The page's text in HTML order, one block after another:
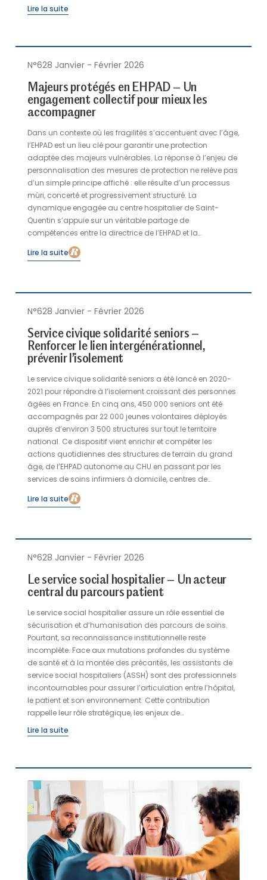
Lire la suite
N°628 Janvier - Février 2026
Majeurs protégés en EHPAD – Un
engagement collectif pour mieux les
accompagner
Dans un contexte où les fragilités s’accentuent avec l’âge,
l’EHPAD est un lieu clé pour garantir une protection
adaptée des majeurs vulnérables. La réponse à l’enjeu de
personnalisation des mesures de protection ne relève pas
d’un simple principe affiché : elle résulte d’un processus
mûri, concerté et progressivement structuré. La
dynamique engagée au centre hospitalier de Saint-
Quentin s’appuie sur un véritable partage de
compétences entre la directrice de l’EHPAD et la
mandataire judiciaire à la protection des majeurs (MJPM)
préposée d’établissement. Cet engagement collectif
Lire la suite
N°628 Janvier - Février 2026
Service civique solidarité seniors –
Renforcer le lien intergénérationnel,
prévenir l’isolement
Le service civique solidarité seniors a été lancé en 2020-
2021 pour répondre à l’isolement croissant des personnes
âgées en France. En cinq ans, 450 000 seniors ont été
accompagnés par 22 000 jeunes volontaires déployés
auprès d’environ 3 500 structures sur tout le territoire
national. Ce dispositif vient enrichir et compéter les
actions quotidiennes des structures de terrain du grand
âge, de l’EHPAD autonome au CHU en passant par les
services de soins infirmiers à domicile, centres de
ressources territoriaux, ou les soins de suite et de
réadaptation.
Lire la suite
N°628 Janvier - Février 2026
Le service social hospitalier – Un acteur
central du parcours patient
Le service social hospitalier assure un rôle essentiel de
sécurisation et d’humanisation des parcours de soins.
Pourtant, sa reconnaissance institutionnelle reste
incomplète. Face aux mutations profondes du système
de santé et à la montée des précarités, les assistants de
service social hospitaliers (ASSH) sont des professionnels
incontournables pour assurer l’articulation entre l’hôpital,
le patient et son environnement. Cette contribution
rappelle leur rôle stratégique, les enjeux de
reconnaissance de la filière socioéducative et les
perspectives à envisager.
Lire la suite